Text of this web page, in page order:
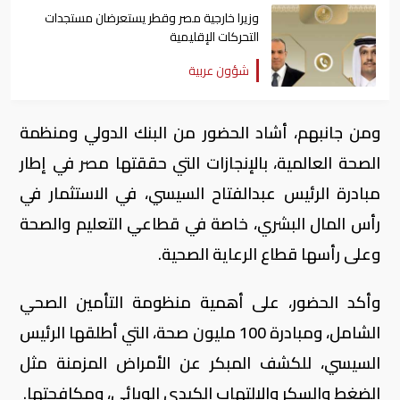
وزيرا خارجية مصر وقطر يستعرضان مستجدات
التحركات الإقليمية
شؤون عربية
ومن جانبهم، أشاد الحضور من البنك الدولي ومنظمة
الصحة العالمية، بالإنجازات التي حققتها مصر في إطار
مبادرة الرئيس عبدالفتاح السيسي، في الاستثمار في
رأس المال البشري، خاصة في قطاعي التعليم والصحة
وعلى رأسها قطاع الرعاية الصحية.
وأكد الحضور، على أهمية منظومة التأمين الصحي
الشامل، ومبادرة 100 مليون صحة، التي أطلقها الرئيس
السيسي، للكشف المبكر عن الأمراض المزمنة مثل
الضغط والسكر والالتهاب الكبدي الوبائي، ومكافحتها.